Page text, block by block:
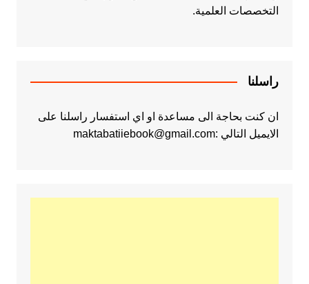
التخصصات العلمية.
راسلنا
ان كنت بحاجة الى مساعدة او اي استفسار راسلنا على
الايميل التالي :maktabatiiebook@gmail.com